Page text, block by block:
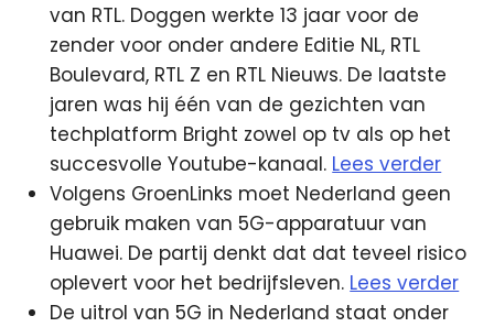
van RTL. Doggen werkte 13 jaar voor de
zender voor onder andere Editie NL, RTL
Boulevard, RTL Z en RTL Nieuws. De laatste
jaren was hij één van de gezichten van
techplatform Bright zowel op tv als op het
succesvolle Youtube-kanaal. Lees verder
Volgens GroenLinks moet Nederland geen
gebruik maken van 5G-apparatuur van
Huawei. De partij denkt dat dat teveel risico
oplevert voor het bedrijfsleven. Lees verder
De uitrol van 5G in Nederland staat onder